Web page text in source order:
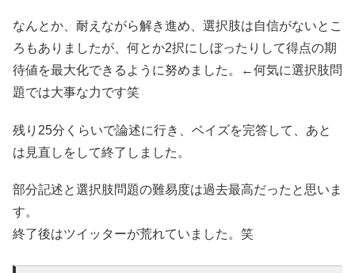
なんとか、耐えながら解き進め、選択肢は自信がないとこ
ろもありましたが、何とか2択にしぼったりして得点の期
待値を最大化できるように努めました。←何気に選択肢問
題では大事な力です笑
残り25分くらいで論述に行き、ベイズを完答して、あと
は見直しをして終了しました。
部分記述と選択肢問題の難易度は過去最高だったと思いま
す。
終了後はツイッターが荒れていました。笑